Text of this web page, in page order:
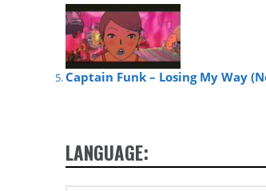
Captain Funk – Losing My Way
LANGUAGE: